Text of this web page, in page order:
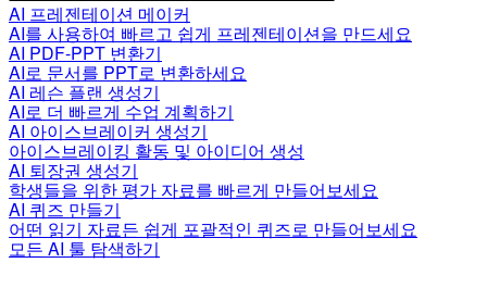
AI 프레젠테이션 메이커
AI를 사용하여 빠르고 쉽게 프레젠테이션을 만드세요
AI PDF-PPT 변환기
AI로 문서를 PPT로 변환하세요
AI 레슨 플랜 생성기
AI로 더 빠르게 수업 계획하기
AI 아이스브레이커 생성기
아이스브레이킹 활동 및 아이디어 생성
AI 퇴장권 생성기
학생들을 위한 평가 자료를 빠르게 만들어보세요
AI 퀴즈 만들기
어떤 읽기 자료든 쉽게 포괄적인 퀴즈로 만들어보세요
모든 AI 툴 탐색하기